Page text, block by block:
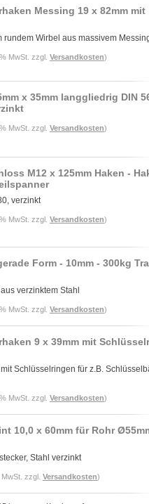
Messing 19 x 82mm mit
rundem Wirbel aus massivem
MwSt. zzgl. Versandkosten)
x 35mm langgliedrig DIN
MwSt. zzgl. Versandkosten)
M12 x 125mm Haken -
verzinkt
MwSt. zzgl. Versandkosten)
Form - 10mm - 300kg
verzinktem Stahl
MwSt. zzgl. Versandkosten)
9 x 39mm mit
Schlüsselringen für z.B.
MwSt. zzgl. Versandkosten)
10,0 x 60mm für Rohr
Stahl verzinkt
zzgl. Versandkosten)